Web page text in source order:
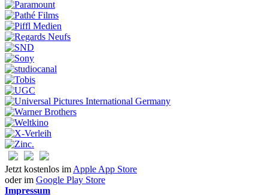
Jetzt kostenlos im Apple App Store
oder im Google Play Store
Impressum